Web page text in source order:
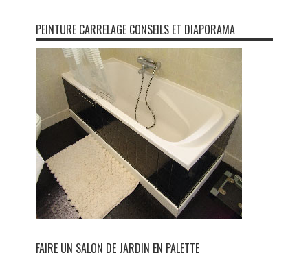
PEINTURE CARRELAGE CONSEILS ET DIAPORAMA
FAIRE UN SALON DE JARDIN EN PALETTE